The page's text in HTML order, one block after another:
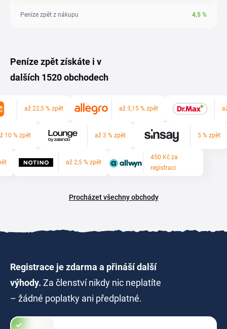
Peníze zpět z nákupu 4,5 %
Peníze zpět získáte i v
dalších 1520 obchodech
až 22,5 % zpět až 3,15 % zpět
10 % zpět až 3 % zpět 5 % zpět
až 2,5 % zpět
450 Kč za
registraci
Procházet všechny obchody
Registrace je zdarma a přináší další
výhody. Za členství nikdy nic neplatíte
– žádné poplatky ani předplatné.